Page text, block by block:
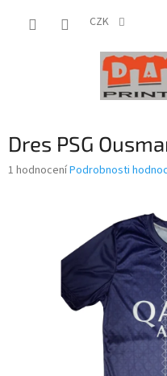
CZK
Dres PSG
Průměrné
1 hodnoceníPodrobnosti